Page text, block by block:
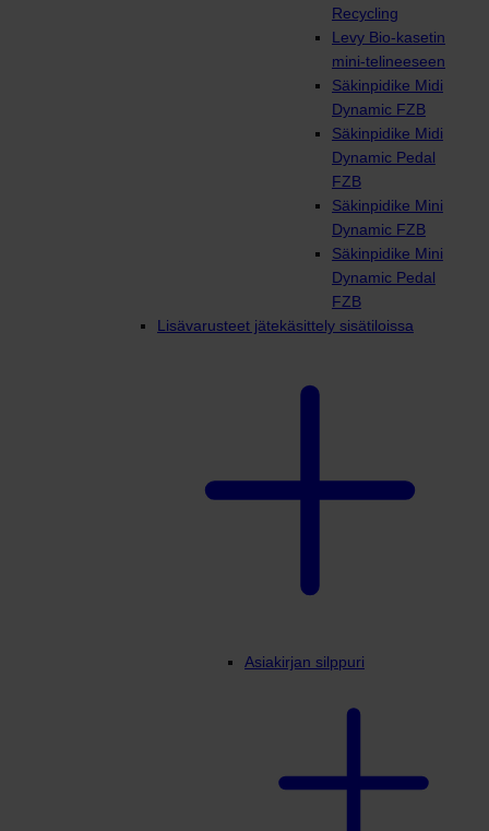
Recycling
Levy Bio-kasetin
mini-telineeseen
Säkinpidike Midi
Dynamic FZB
Säkinpidike Midi
Dynamic Pedal
FZB
Säkinpidike Mini
Dynamic FZB
Säkinpidike Mini
Dynamic Pedal
FZB
Lisävarusteet jätekäsittely sisätiloissa
Asiakirjan silppuri